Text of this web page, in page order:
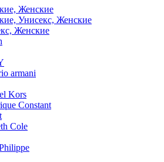
Женские
Унисекс, Женские
Женские
armani
Kors
Constant
Cole